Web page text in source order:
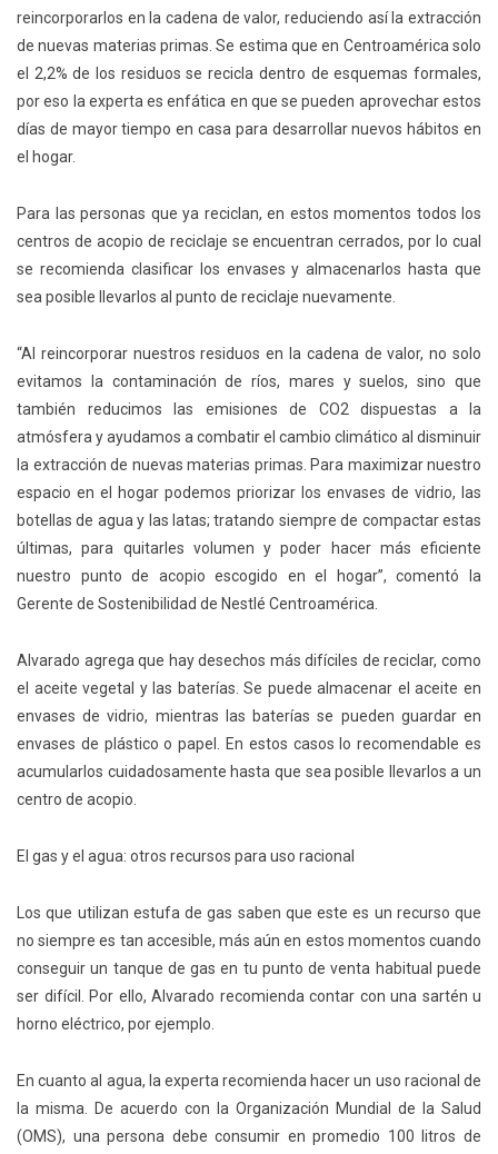
reincorporarlos en la cadena de valor, reduciendo así la extracción
de nuevas materias primas. Se estima que en Centroamérica solo
el 2,2% de los residuos se recicla dentro de esquemas formales,
por eso la experta es enfática en que se pueden aprovechar estos
días de mayor tiempo en casa para desarrollar nuevos hábitos en
el hogar.
Para las personas que ya reciclan, en estos momentos todos los
centros de acopio de reciclaje se encuentran cerrados, por lo cual
se recomienda clasificar los envases y almacenarlos hasta que
sea posible llevarlos al punto de reciclaje nuevamente.
“Al reincorporar nuestros residuos en la cadena de valor, no solo
evitamos la contaminación de ríos, mares y suelos, sino que
también reducimos las emisiones de CO2 dispuestas a la
atmósfera y ayudamos a combatir el cambio climático al disminuir
la extracción de nuevas materias primas. Para maximizar nuestro
espacio en el hogar podemos priorizar los envases de vidrio, las
botellas de agua y las latas; tratando siempre de compactar estas
últimas, para quitarles volumen y poder hacer más eficiente
nuestro punto de acopio escogido en el hogar”, comentó la
Gerente de Sostenibilidad de Nestlé Centroamérica.
Alvarado agrega que hay desechos más difíciles de reciclar, como
el aceite vegetal y las baterías. Se puede almacenar el aceite en
envases de vidrio, mientras las baterías se pueden guardar en
envases de plástico o papel. En estos casos lo recomendable es
acumularlos cuidadosamente hasta que sea posible llevarlos a un
centro de acopio.
El gas y el agua: otros recursos para uso racional
Los que utilizan estufa de gas saben que este es un recurso que
no siempre es tan accesible, más aún en estos momentos cuando
conseguir un tanque de gas en tu punto de venta habitual puede
ser difícil. Por ello, Alvarado recomienda contar con una sartén u
horno eléctrico, por ejemplo.
En cuanto al agua, la experta recomienda hacer un uso racional de
la misma. De acuerdo con la Organización Mundial de la Salud
(OMS), una persona debe consumir en promedio 100 litros de